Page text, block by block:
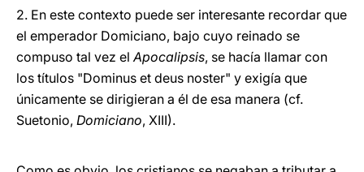
2. En este contexto puede ser interesante recordar que
el emperador Domiciano, bajo cuyo reinado se
compuso tal vez elApocalipsis, se hacía llamar con
los títulos "Dominus et deus noster" y exigía que
únicamente se dirigieran a él de esa manera (cf.
Suetonio, Domiciano, XIII).